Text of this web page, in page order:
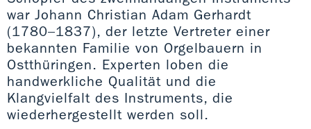
war Johann Christian Adam Gerhardt
(1780–1837), der letzte Vertreter einer
bekannten Familie von Orgelbauern in
Ostthüringen. Experten loben die
handwerkliche Qualität und die
Klangvielfalt des Instruments, die
wiederhergestellt werden soll.